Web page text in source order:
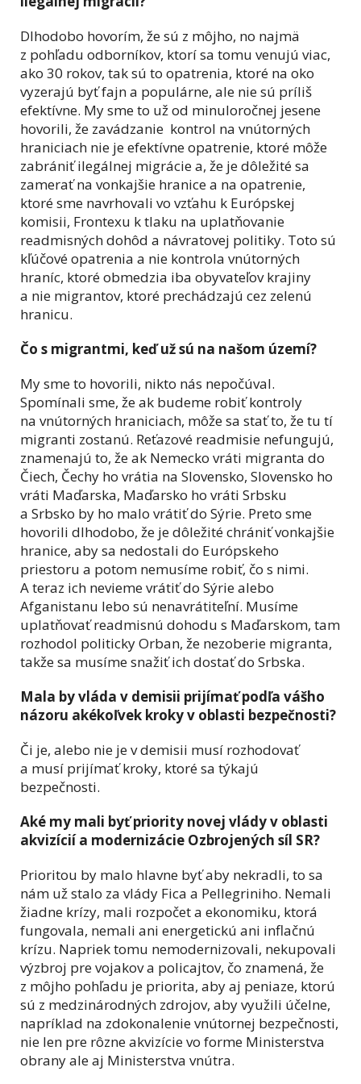
Dlhodobo hovorím, že sú z môjho, no najmä
z pohľadu odborníkov, ktorí sa tomu venujú viac,
ako 30 rokov, tak sú to opatrenia, ktoré na oko
vyzerajú byť fajn a populárne, ale nie sú príliš
efektívne. My sme to už od minuloročnej jesene
hovorili, že zavádzanie kontrol na vnútorných
hraniciach nie je efektívne opatrenie, ktoré môže
zabrániť ilegálnej migrácie a, že je dôležité sa
zamerať na vonkajšie hranice a na opatrenie,
ktoré sme navrhovali vo vzťahu k Európskej
komisii, Frontexu k tlaku na uplatňovanie
readmisných dohôd a návratovej politiky. Toto sú
kľúčové opatrenia a nie kontrola vnútorných
hraníc, ktoré obmedzia iba obyvateľov krajiny
a nie migrantov, ktoré prechádzajú cez zelenú
hranicu.
Čo s migrantmi, keď už sú na našom území?
My sme to hovorili, nikto nás nepočúval.
Spomínali sme, že ak budeme robiť kontroly
na vnútorných hraniciach, môže sa stať to, že tu tí
migranti zostanú. Reťazové readmisie nefungujú,
znamenajú to, že ak Nemecko vráti migranta do
Čiech, Čechy ho vrátia na Slovensko, Slovensko ho
vráti Maďarska, Maďarsko ho vráti Srbsku
a Srbsko by ho malo vrátiť do Sýrie. Preto sme
hovorili dlhodobo, že je dôležité chrániť vonkajšie
hranice, aby sa nedostali do Európskeho
priestoru a potom nemusíme robiť, čo s nimi.
A teraz ich nevieme vrátiť do Sýrie alebo
Afganistanu lebo sú nenavrátiteľní. Musíme
uplatňovať readmisnú dohodu s Maďarskom, tam
rozhodol politicky Orban, že nezoberie migranta,
takže sa musíme snažiť ich dostať do Srbska.
Mala by vláda v demisii prijímať podľa vášho
názoru akékoľvek kroky v oblasti bezpečnosti?
Či je, alebo nie je v demisii musí rozhodovať
a musí prijímať kroky, ktoré sa týkajú
bezpečnosti.
Aké my mali byť priority novej vlády v oblasti
akvizícií a modernizácie Ozbrojených síl SR?
Prioritou by malo hlavne byť aby nekradli, to sa
nám už stalo za vlády Fica a Pellegriniho. Nemali
žiadne krízy, mali rozpočet a ekonomiku, ktorá
fungovala, nemali ani energetickú ani inflačnú
krízu. Napriek tomu nemodernizovali, nekupovali
výzbroj pre vojakov a policajtov, čo znamená, že
z môjho pohľadu je priorita, aby aj peniaze, ktorú
sú z medzinárodných zdrojov, aby využili účelne,
napríklad na zdokonalenie vnútornej bezpečnosti,
nie len pre rôzne akvizície vo forme Ministerstva
obrany ale aj Ministerstva vnútra.